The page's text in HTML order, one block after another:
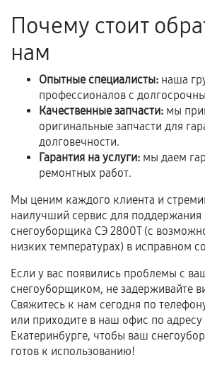
При этом гарантия на сами
остается на стороне
продавца. За качество сторонних
Почему стоит
нам
Опытные специалисты: наша
профессионалов с
Качественные запчасти: мы
оригинальные запчасти для
долговечности.
Гарантия на услуги: мы даем
ремонтных работ.
Мы ценим каждого клиента и
наилучший сервис для поддержания
снегоуборщика СЭ 2800Т (с
низких температурах) в исправном
Если у вас появились проблемы с
снегоуборщиком, не задерживайте
Свяжитесь к нам сегодня по
или приходите в наш офис по
Екатеринбурге, чтобы ваш
готов к использованию!